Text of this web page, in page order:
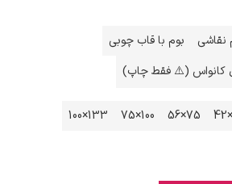
بوم با قاب چوبی
کانواس (⚠️ فقط چاپ)
75×56
100×75
133×100